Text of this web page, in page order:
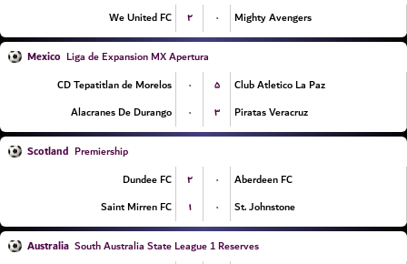
We United FC
۲ ۰ Mighty Avengers
Mexico Liga de Expansion MX Apertura
CD Tepatitlan de Morelos
۰ ۵
Club Atletico La Paz
Alacranes De Durango
۰ ۳ Piratas Veracruz
Scotland Premiership
Dundee FC
۲ ۰
Aberdeen FC
Saint Mirren FC
۱ ۰ St. Johnstone
Australia South Australia State League 1 Reserves